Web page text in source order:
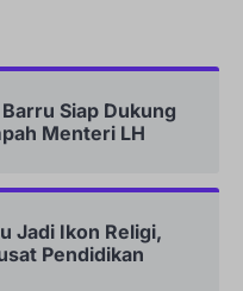
Siap Dukung
Menteri LH
Jadi Ikon Religi,
Pendidikan